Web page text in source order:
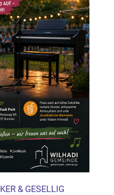
& GESELLIG